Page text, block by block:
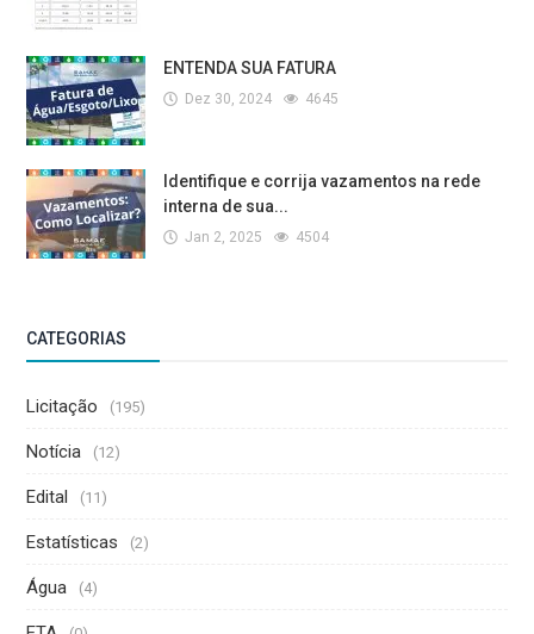
ENTENDA SUA FATURA
Dez 30, 2024 4645
Identifique e corrija vazamentos na rede
interna de sua...
Jan 2, 2025 4504
CATEGORIAS
Licitação (195)
Notícia (12)
Edital (11)
Estatísticas (2)
Água (4)